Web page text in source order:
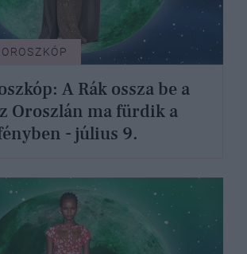
A Rák ossza be a
Oroszlán ma fürdik a
- július 9.